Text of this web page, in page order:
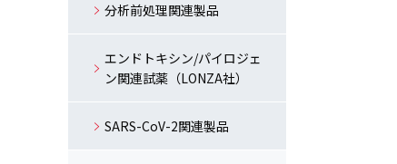
分析前処理関連製品
エンドトキシン/パイロジェ
ン関連試薬（LONZA社）
SARS-CoV-2関連製品